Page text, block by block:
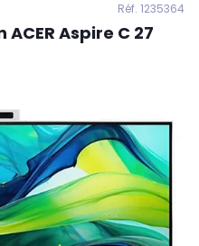
Réf. 1235364
ACER Aspire C 27